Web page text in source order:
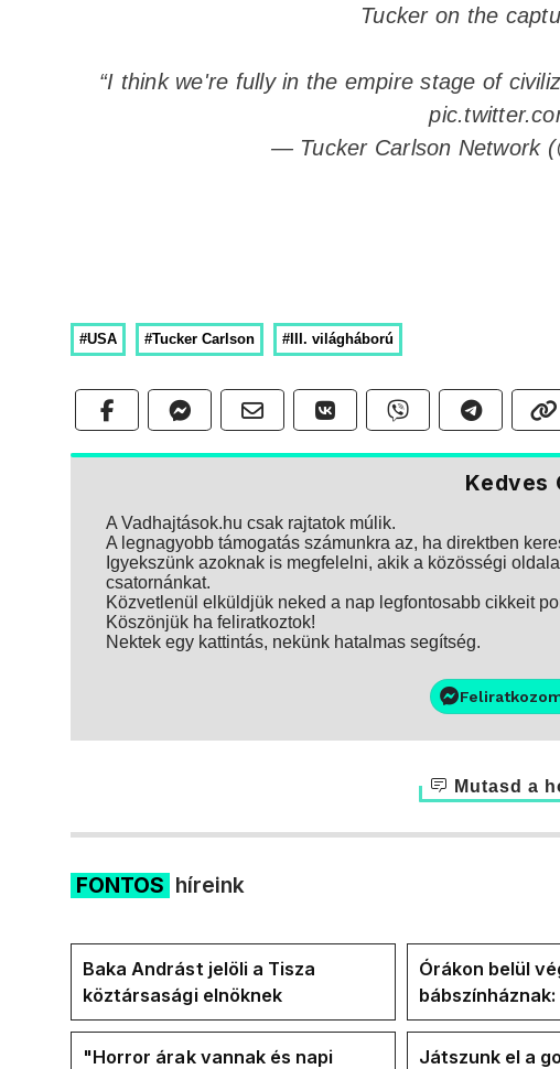
Tucker on the
“I think we're fully in the empire stage of
— Tucker Carlson Network
#USA #Tucker Carlson #III. világháború
Kedves
A Vadhajtások.hu csak rajtatok múlik.
A legnagyobb támogatás számunkra az, ha direktben
Igyekszünk azoknak is megfelelni, akik a közösségi
csatornánkat.
Közvetlenül elküldjük neked a nap legfontosabb cikkeit
Köszönjük ha feliratkoztok!
Nektek egy kattintás, nekünk hatalmas segítség.
Mutasd a
FONTOS híreink
Baka Andrást jelöli a Tisza
köztársasági elnöknek
Órákon belül
"választ" ma
frakció
"Horror árak vannak és napi
Játszunk el a